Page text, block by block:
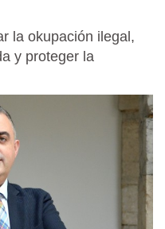
la okupación ilegal,
y proteger la